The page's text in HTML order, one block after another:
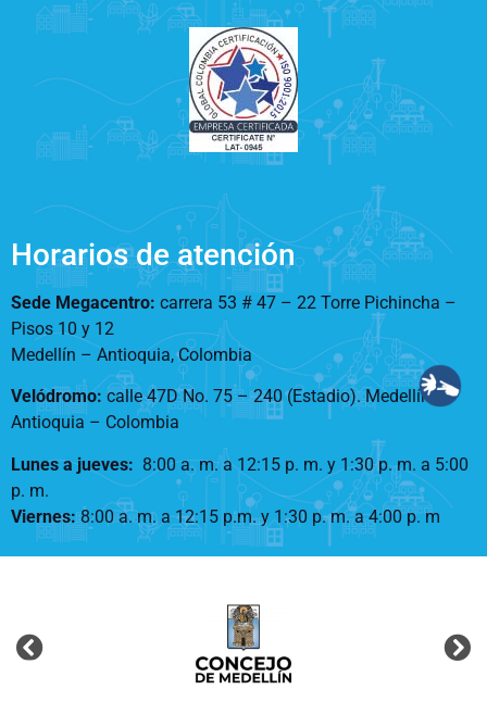
Horarios de atención
Sede Megacentro: carrera 53 # 47 – 22 Torre Pichincha –
Pisos 10 y 12
Medellín – Antioquia, Colombia
Velódromo: calle 47D No. 75 – 240 (Estadio). Medellín –
Antioquia – Colombia
Lunes a jueves: 8:00 a. m. a 12:15 p. m. y 1:30 p. m. a 5:00
p. m.
Viernes:8:00 a. m. a 12:15 p.m. y 1:30 p. m. a 4:00 p. m